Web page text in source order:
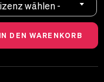
wählen -